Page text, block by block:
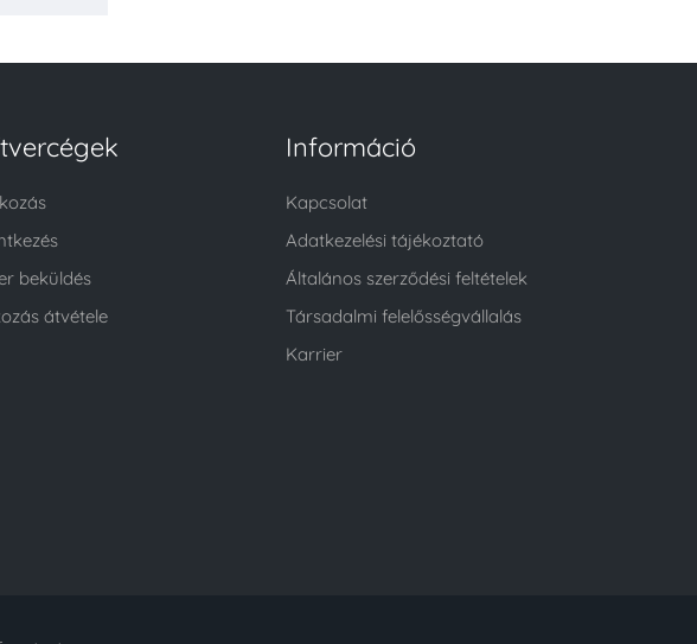
beküldés
átvétele
Információ
Kapcsolat
Adatkezelési tájékoztató
Általános szerződési feltételek
Társadalmi felelősségvállalás
Karrier